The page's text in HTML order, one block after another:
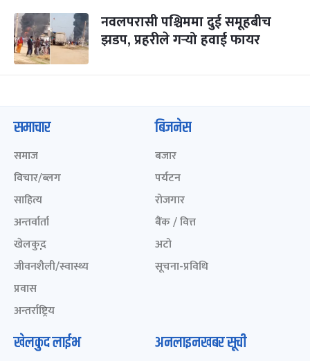
नवलपरासी पश्चिममा दुई समूहबीच
झडप, प्रहरीले गर्‍यो हवाई फायर
समाचार
समाज
विचार/ब्लग
साहित्य
अन्तर्वार्ता
खेलकुद़़
जीवनशैली/स्वास्थ्य
प्रवास
अन्तर्राष्ट्रिय
बिजनेस
बजार
पर्यटन
रोजगार
बैंक / वित्त
अटो
सूचना-प्रविधि
खेलकुद लाईभ अनलाइनखबर सूची